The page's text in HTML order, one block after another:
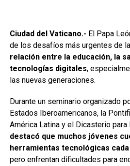
Ciudad del Vaticano.- El Papa
de los desafíos más urgentes de
relación entre la educación, la
tecnologías digitales,
las nuevas generaciones.
Durante un seminario organizado
Estados Iberoamericanos, la
América Latina y el Dicasterio para
destacó que muchos jóvenes
herramientas tecnológicas
pero enfrentan dificultades para